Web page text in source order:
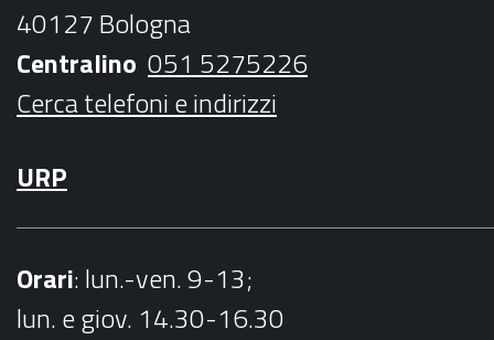
k
a
m
40127 Bologna
Centralino 051 5275226
Cerca telefoni e indirizzi
URP
Orari: lun.-ven. 9-13;
lun. e giov. 14.30-16.30